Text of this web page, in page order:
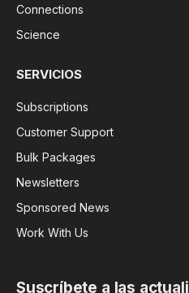
Connections
Science
SERVICIOS
Subscriptions
Customer Support
Bulk Packages
Newsletters
Sponsored News
Work With Us
Suscríbete a las